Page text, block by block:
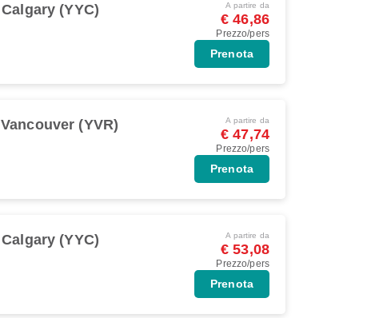
Calgary (YYC) A partire da
€ 46,86
Prezzo/pers
Prenota
Vancouver (YVR) A partire da
€ 47,74
Prezzo/pers
Prenota
Calgary (YYC) A partire da
€ 53,08
Prezzo/pers
Prenota